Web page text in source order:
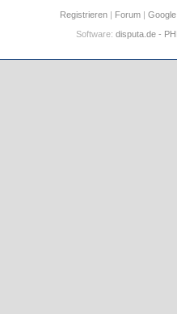
Registrieren | Forum |
Software: disputa.de -